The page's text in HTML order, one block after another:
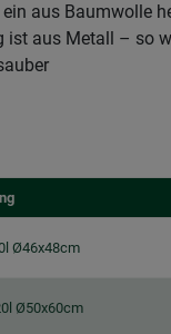
aus Baumwolle
ist aus Metall – so
Ø46x48cm
Ø50x60cm